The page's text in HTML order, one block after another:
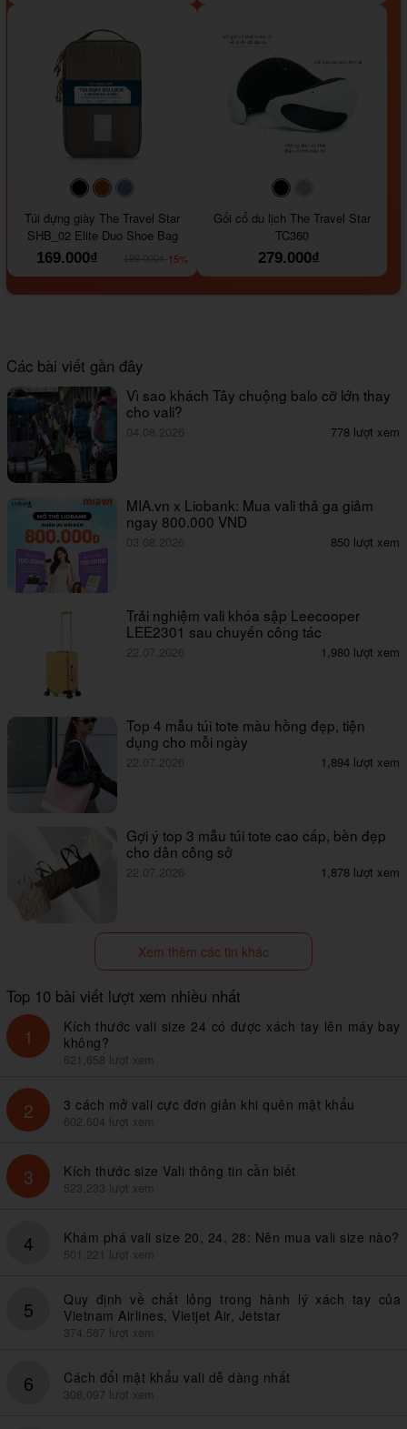
#000000#964B00
Túi đựng giày The Travel Star
SHB_02 Elite Duo Shoe Bag
169.000₫
-15%
#000000
Gối cổ du lịch The Travel Star
TC360
279.000₫
Các bài viết gần đây
Vì sao khách Tây chuộng balo cỡ lớn thay
cho vali?
04.08.2026 778 lượt xem
MIA.vn x Liobank: Mua vali thả ga giảm
ngay 800.000 VND
03.08.2026 850 lượt xem
Trải nghiệm vali khóa sập Leecooper
LEE2301 sau chuyến công tác
22.07.2026 1,980 lượt xem
Top 4 mẫu túi tote màu hồng đẹp, tiện
dụng cho mỗi ngày
22.07.2026 1,894 lượt xem
Gợi ý top 3 mẫu túi tote cao cấp, bền đẹp
cho dân công sở
22.07.2026 1,878 lượt xem
Xem thêm các tin khác
Top 10 bài viết lượt xem nhiều nhất
1
Kích thước vali size 24 có được xách tay lên máy bay
không?
621,658 lượt xem
2 3 cách mở vali cực đơn giản khi quên mật khẩu
602,604 lượt xem
3 Kích thước size Vali thông tin cần biết
523,233 lượt xem
4 Khám phá vali size 20, 24, 28: Nên mua vali size nào?
501,221 lượt xem
5
Quy định về chất lỏng trong hành lý xách tay của
Vietnam Airlines, Vietjet Air, Jetstar
374,567 lượt xem
6 Cách đổi mật khẩu vali dễ dàng nhất
308,097 lượt xem